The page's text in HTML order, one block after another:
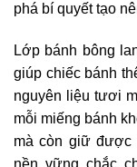
phá bí quyết tạo
Lớp bánh bông
giúp chiếc bánh
nguyên liệu tươi
mỗi miếng bánh
mà còn giữ được